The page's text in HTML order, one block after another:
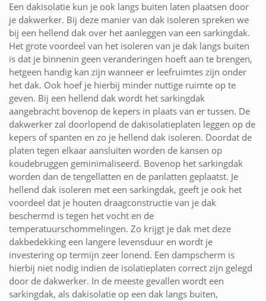
Een dakisolatie kun je ook langs buiten laten plaatsen door
je dakwerker. Bij deze manier van dak isoleren spreken we
bij een hellend dak over het aanleggen van een sarkingdak.
Het grote voordeel van het isoleren van je dak langs buiten
is dat je binnenin geen veranderingen hoeft aan te brengen,
hetgeen handig kan zijn wanneer er leefruimtes zijn onder
het dak. Ook hoef je hierbij minder nuttige ruimte op te
geven. Bij een hellend dak wordt het sarkingdak
aangebracht bovenop de kepers in plaats van er tussen. De
dakwerker zal doorlopend de dakisolatieplaten leggen op de
kepers of spanten en zo je hellend dak isoleren. Doordat de
platen tegen elkaar aansluiten worden de kansen op
koudebruggen geminimaliseerd. Bovenop het sarkingdak
worden dan de tengellatten en de panlatten geplaatst. Je
hellend dak isoleren met een sarkingdak, geeft je ook het
voordeel dat je houten draagconstructie van je dak
beschermd is tegen het vocht en de
temperatuurschommelingen. Zo krijgt je dak met deze
dakbedekking een langere levensduur en wordt je
investering op termijn zeer lonend. Een dampscherm is
hierbij niet nodig indien de isolatieplaten correct zijn gelegd
door de dakwerker. In de meeste gevallen wordt een
sarkingdak, als dakisolatie op een dak langs buiten,